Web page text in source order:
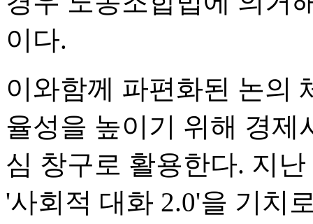
이다.
이와함께 파편화된 논의
율성을 높이기 위해 경
심 창구로 활용한다. 지
'사회적 대화 2.0'을 기치